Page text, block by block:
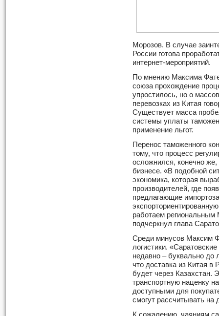
Морозов. В случае
России готова
интернет-мероприятий.
По мнению Максима
союза прохождение
упростилось, но о
перевозках из Китая
Существует масса
системы уплаты
применение льгот.
Перенос таможенного
тому, что процесс
осложнился, конечно же,
бизнесе. «В подобной
экономика, которая
производителей, где
предлагающие
работаем
подчеркнул глава
Среди минусов Максим
логистики.
недавно – буквально до
что доставка из Китая в
будет через Казахстан.
транспортную наценку
доступными для
смогут рассчитывать